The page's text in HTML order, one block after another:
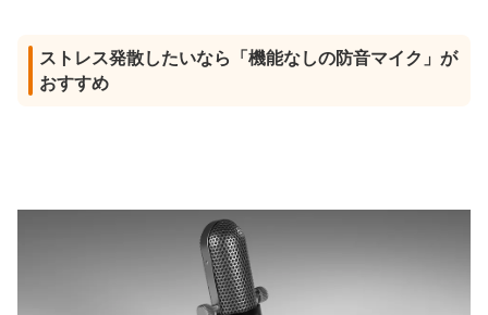
ストレス発散したいなら「機能なしの防音マイク」が
おすすめ